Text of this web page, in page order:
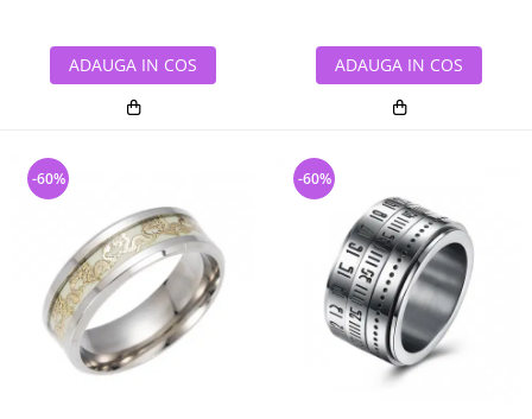
ADAUGA IN COS ADAUGA IN COS
-60% -60%